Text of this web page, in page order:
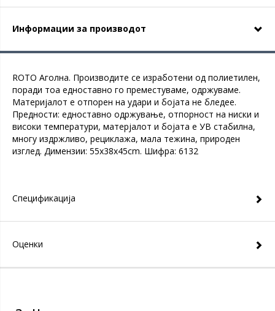
Информации за производот
ROTO Аголна. Производите се изработени од полиетилен,
поради тоа едноставно го преместуваме, одржуваме.
Материјалот е отпорен на удари и бојата не бледее.
Предности: едноставно одржување, отпорност на ниски и
високи температури, матерјалот и бојата е УВ стабилна,
многу издржливо, рециклажа, мала тежина, природен
изглед. Димензии: 55x38x45cm. Шифра: 6132
Спецификација
Оценки